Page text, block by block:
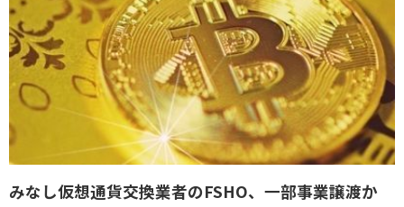
みなし仮想通貨交換業者のFSHO、一部事業譲渡か